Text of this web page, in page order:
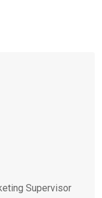
Supervisor